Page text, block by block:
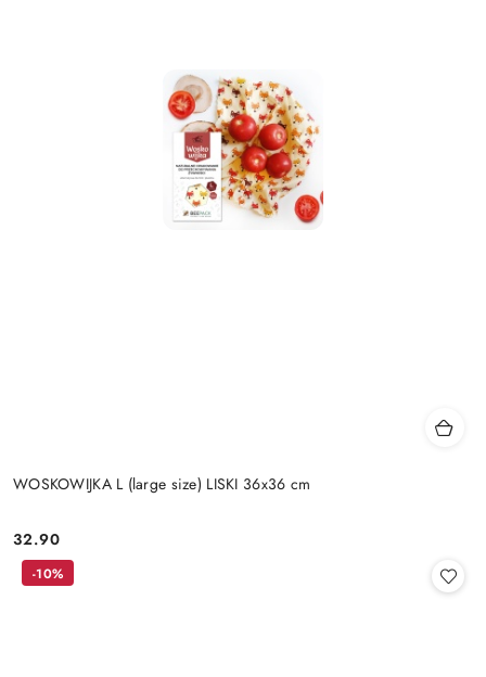
WOSKOWIJKA L (large size) LISKI 36x36 cm
Cena:
32.90
-10%